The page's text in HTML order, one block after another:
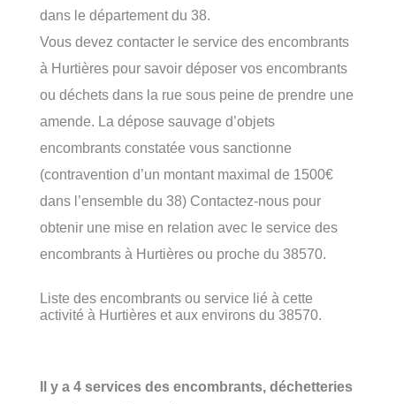
dans le département du 38.
Vous devez contacter le service des encombrants
à Hurtières pour savoir déposer vos encombrants
ou déchets dans la rue sous peine de prendre une
amende. La dépose sauvage d’objets
encombrants constatée vous sanctionne
(contravention d’un montant maximal de 1500€
dans l’ensemble du 38) Contactez-nous pour
obtenir une mise en relation avec le service des
encombrants à Hurtières ou proche du 38570.
Liste des encombrants ou service lié à cette
activité à Hurtières et aux environs du 38570.
Il y a 4 services des encombrants, déchetteries